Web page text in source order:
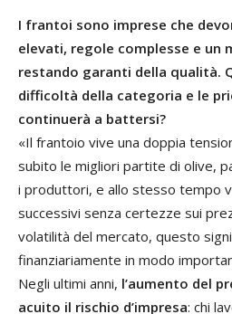
I frantoi sono imprese che
elevati, regole complesse e un
restando garanti della qualità.
difficoltà della categoria e le
continuerà a battersi?
«Il frantoio vive una doppia
subito le migliori partite di olive,
i produttori, e allo stesso tempo
successivi senza certezze sui
volatilità del mercato, questo
finanziariamente in modo
Negli ultimi anni, l’aumento del
acuito il rischio d’impresa: chi